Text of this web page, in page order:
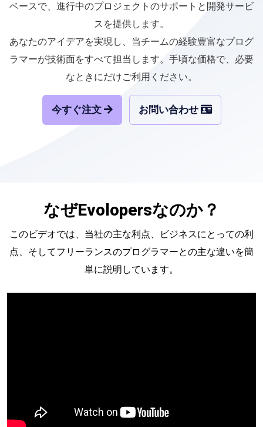
ベースで、進行中のプロジェクトのサポートと開発サービ
スを提供します。
あなたのアイデアを実現し、当チームの経験豊富なプログ
ラマーが技術面をすべて担当します。手頃な価格で、必要
なときにだけご利用ください。
今すぐ注文 お問い合わせ
なぜEvolopersなのか？
このビデオでは、当社の主な利点、ビジネスにとっての利
点、そしてフリーランスのプログラマーとの主な違いを簡
単に説明しています。